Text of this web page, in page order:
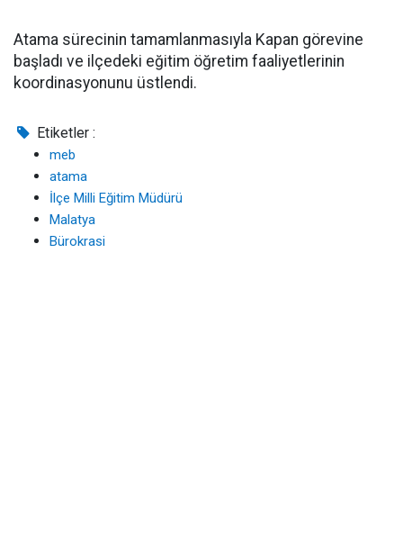
Atama sürecinin tamamlanmasıyla Kapan görevine
başladı ve ilçedeki eğitim öğretim faaliyetlerinin
koordinasyonunu üstlendi.
Etiketler :
meb
atama
İlçe Milli Eğitim Müdürü
Malatya
Bürokrasi